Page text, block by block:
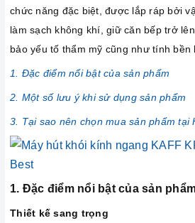
chức năng đặc biệt, được lắp ráp bởi
làm sạch không khí, giữ căn bếp trở
bảo yếu tố thẩm mỹ cũng như tính bền
1. Đặc điểm nổi bật của sản phẩm
2. Một số lưu ý khi sử dụng sản phẩm
3. Tại sao nên chọn mua sản phẩm tại
1. Đặc điểm nổi bật của sản
Thiết kế sang trọng